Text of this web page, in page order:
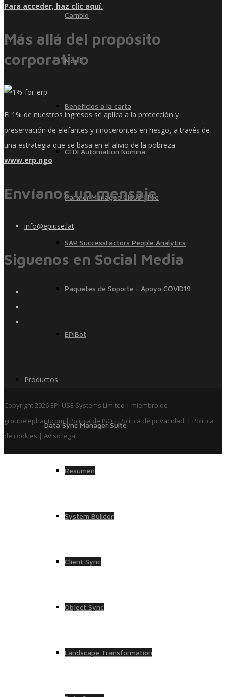
Cambio
Móvil
Beneficios a la carta
CFDI Automation Nómina
Partner Managed Cloud Chile
SAP SuccessFactors People Analytics
Paquetes de Soporte - Apoyo COVID19
EPIBot
Productos
Data Sync Manager Suite
Resumen
System Builder
Client Sync
Object Sync
Landscape Transformation
Para acceder, haz clic aquí.
Más allá del propósito
corporativo
El 1% de nuestros ingresos se aplica a la protección y
preservación de elefantes y rinocerontes en riesgo, a través de
una estrategia que se basa en el alivio de la pobreza.
www.erp.ngo
Envíanos un mensaje
info@epiuse.lat
Siguenos en Social Media
Copyright 2026 EPI-USE Systems Limited | miembro de
groupelephant.com | Política de ISO | Política de privacidad | Política
de cookies | Aviso legal